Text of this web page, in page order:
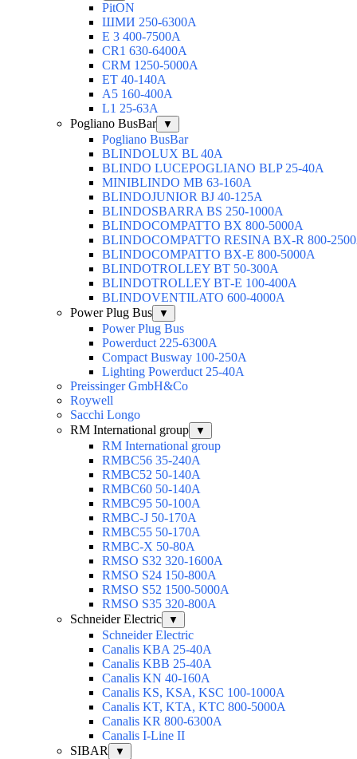
PitON
ШМИ 250-6300А
Е 3 400-7500А
CR1 630-6400А
CRM 1250-5000А
ЕТ 40-140А
А5 160-400А
L1 25-63А
Pogliano BusBar
▼
Pogliano BusBar
BLINDOLUX BL 40А
BLINDO LUCEPOGLIANO BLP 25-40А
MINIBLINDO MB 63-160А
BLINDOJUNIOR BJ 40-125А
BLINDOSBARRA BS 250-1000А
BLINDOCOMPATTO BX 800-5000А
BLINDOCOMPATTO RESINA BX-R 800-
BLINDOCOMPATTO BX-Е 800-5000А
BLINDOTROLLEY ВТ 50-300А
BLINDOTROLLEY ВТ-Е 100-400А
BLINDOVENTILATO 600-4000А
Power Plug Bus
▼
Power Plug Bus
Powerduct 225-6300А
Compact Busway 100-250А
Lighting Powerduct 25-40А
Preissinger GmbH&Co
Roywell
Sacchi Longo
RM International group
▼
RM International group
RMBC56 35-240A
RMBC52 50-140A
RMBC60 50-140A
RMBC95 50-100А
RMBC-J 50-170A
RMBC55 50-170A
RMBC-X 50-80A
RMSO S32 320-1600A
RMSO S24 150-800A
RMSO S52 1500-5000A
RMSO S35 320-800A
Schneider Electric
▼
Schneider Electric
Canalis KBA 25-40A
Canalis KBB 25-40A
Canalis KN 40-160A
Canalis KS, KSA, KSC 100-1000A
Canalis KT, KTA, KTC 800-5000A
Canalis KR 800-6300A
Canalis I-Line II
SIBAR
▼